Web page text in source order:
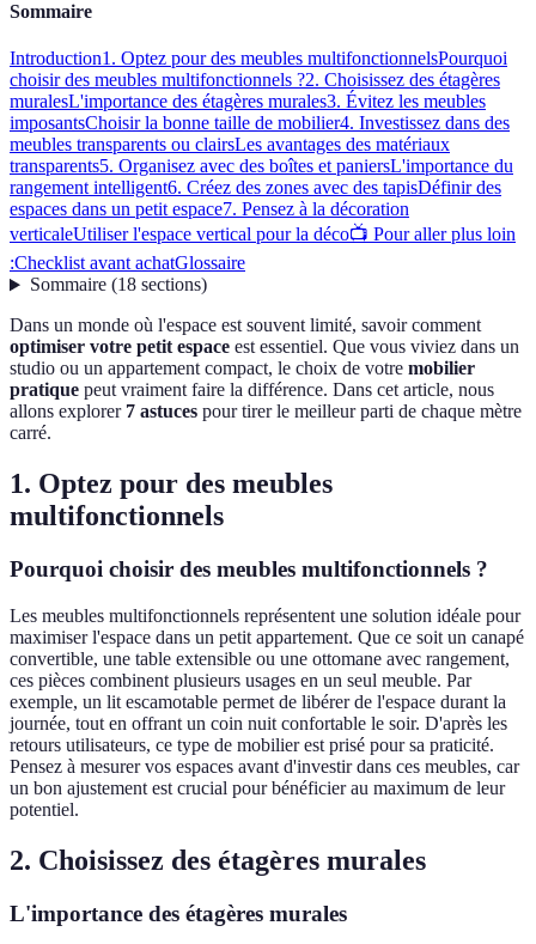
Sommaire
Introduction1. Optez pour des meubles multifonctionnelsPourquoi
choisir des meubles multifonctionnels ?2. Choisissez des étagères
muralesL'importance des étagères murales3. Évitez les meubles
imposantsChoisir la bonne taille de mobilier4. Investissez dans des
meubles transparents ou clairsLes avantages des matériaux
transparents5. Organisez avec des boîtes et paniersL'importance du
rangement intelligent6. Créez des zones avec des tapisDéfinir des
espaces dans un petit espace7. Pensez à la décoration
verticaleUtiliser l'espace vertical pour la déco📺 Pour aller plus loin
:Checklist avant achatGlossaire
Sommaire(18 sections)
Dans un monde où l'espace est souvent limité, savoir comment
optimiser votre petit espace est essentiel. Que vous viviez dans un
studio ou un appartement compact, le choix de votre mobilier
pratique peut vraiment faire la différence. Dans cet article, nous
allons explorer 7 astuces pour tirer le meilleur parti de chaque mètre
carré.
1. Optez pour des meubles
multifonctionnels
Pourquoi choisir des meubles multifonctionnels ?
Les meubles multifonctionnels représentent une solution idéale pour
maximiser l'espace dans un petit appartement. Que ce soit un canapé
convertible, une table extensible ou une ottomane avec rangement,
ces pièces combinent plusieurs usages en un seul meuble. Par
exemple, un lit escamotable permet de libérer de l'espace durant la
journée, tout en offrant un coin nuit confortable le soir. D'après les
retours utilisateurs, ce type de mobilier est prisé pour sa praticité.
Pensez à mesurer vos espaces avant d'investir dans ces meubles, car
un bon ajustement est crucial pour bénéficier au maximum de leur
potentiel.
2. Choisissez des étagères murales
L'importance des étagères murales